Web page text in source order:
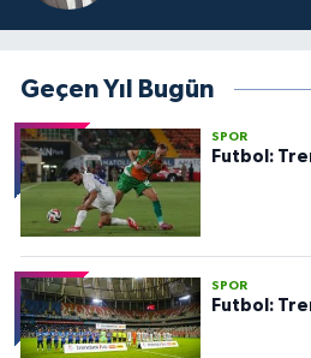
Geçen Yıl Bugün
SPOR
Futbol:
SPOR
Futbol: